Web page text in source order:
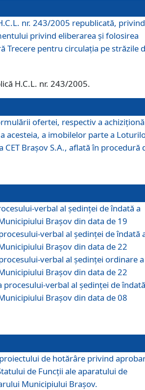
nr. 243/2005 republicată, privind
privind eliberarea şi folosirea
Trecere pentru circulația pe străzile
H.C.L. nr. 243/2005.
ofertei, respectiv a
acesteia, a imobilelor parte a
Brașov S.A., aflată în procedură
verbal al şedinţei de îndată a
Braşov din data de 19
verbal al şedinţei de îndată
Braşov din data de 22
verbal al şedinţei ordinare a
Braşov din data de 22
procesului-verbal al şedinţei de
Braşov din data de 08
de hotărâre privind
de Funcţii ale aparatului de
Municipiului Braşov.